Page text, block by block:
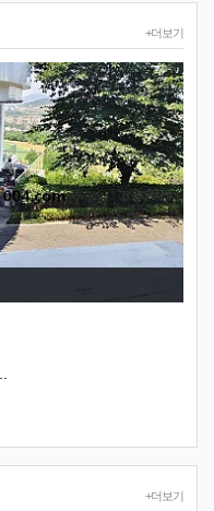
+더보기
+더보기